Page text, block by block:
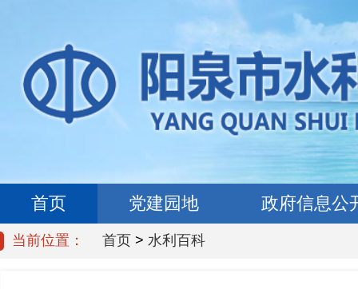
首页 党建园地 政府信息公
当前位置： 首页 > 水利百科